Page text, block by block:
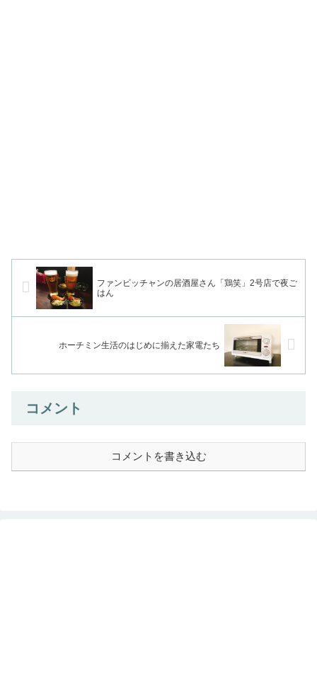
ファンビッチャンの居酒屋さん「鶏笑」2号店で夜ご
はん
ホーチミン生活のはじめに揃えた家電たち
コメント
コメントを書き込む